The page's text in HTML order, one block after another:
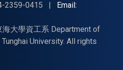
2359-0415 |
Email:
大學資工系 Department of
University. All rights